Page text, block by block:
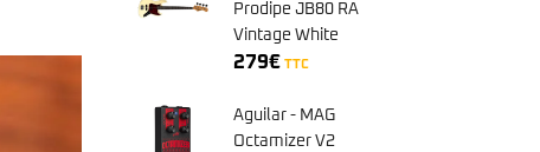
Prodipe JB80 RA
Vintage White
279€ TTC
Aguilar - MAG
Octamizer V2